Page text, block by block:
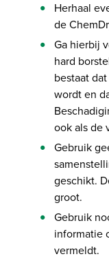
Herhaal
de
Ga hierbij
hard
bestaat
wordt en
ook als de
Gebruik
geschikt.
groot.
Gebruik
informatie
vermeldt.